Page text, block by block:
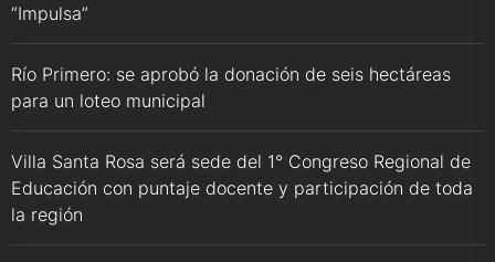
“Impulsa”
Río Primero: se aprobó la donación de seis hectáreas
para un loteo municipal
Villa Santa Rosa será sede del 1° Congreso Regional de
Educación con puntaje docente y participación de toda
la región